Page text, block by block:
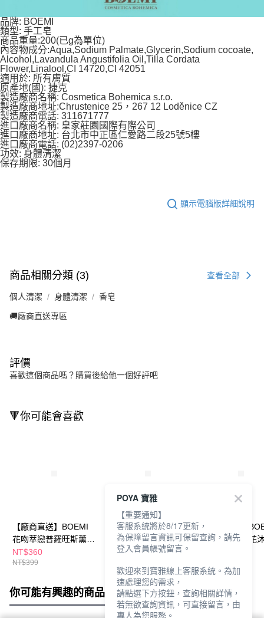
品牌: BOEMI
類型: 手工皂
商品重量:200(已g為單位)
內容物成分:Aqua,Sodium Palmate,Glycerin,Sodium cocoate,
Alcohol,Lavandula Angustifolia Oil,Tilla Cordata
Flower,Linalool,CI 14720,CI 42051
適用於: 所有膚質
原產地(國): 捷克
製造廠商名稱: Cosmetica Bohemica s.r.o.
製造廠商地址:Chrustenice 25，267 12 Loděnice CZ
製造廠商電話: 311671777
進口廠商名稱: 皇家莊園國際有際公司
進口廠商地址: 台北市中正區仁愛路二段25號5樓
進口廠商電話: (02)2397-0206
功效: 身體清潔
保存期限: 30個月
顯示電腦版詳細說明
商品相關分類 (3) 查看全部
個人清潔 身體清潔 香皂
🚚廠商直送專區
評價
喜歡這個商品嗎？購買後給他一個好評吧
🔻你可能會喜歡
【廠商直送】BOEMI
花吻萃戀普羅旺斯薰衣
草皂105g
NT$360
NT$399
【廠商直送】BOEMI
普羅旺斯薰衣草沐浴膠
250ml
NT$850
【廠商直送】
波西米亞玫瑰花
你可能有興趣的商品 全站排行
POYA 寶雅
【重要通知】
客服系統將於8/17更新，
為保障留言資訊可保留查詢，請先
登入會員帳號留言。
歡迎來到寶雅線上客服系統。為加
速處理您的需求，
請點選下方按鈕，查詢相關詳情，
若無欲查詢資訊，可直接留言，由
專人為您服務。